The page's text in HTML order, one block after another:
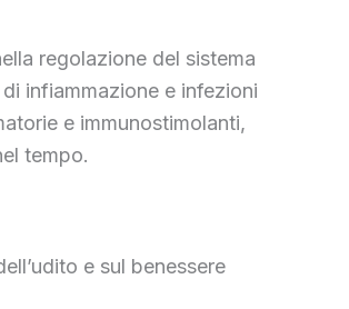
regolazione del sistema
infiammazione e infezioni
e immunostimolanti,
tempo.
e sul benessere